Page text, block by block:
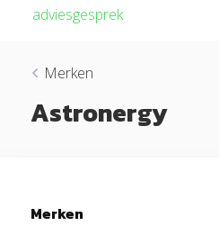
adviesgesprek
Merken
Astronergy
Merken